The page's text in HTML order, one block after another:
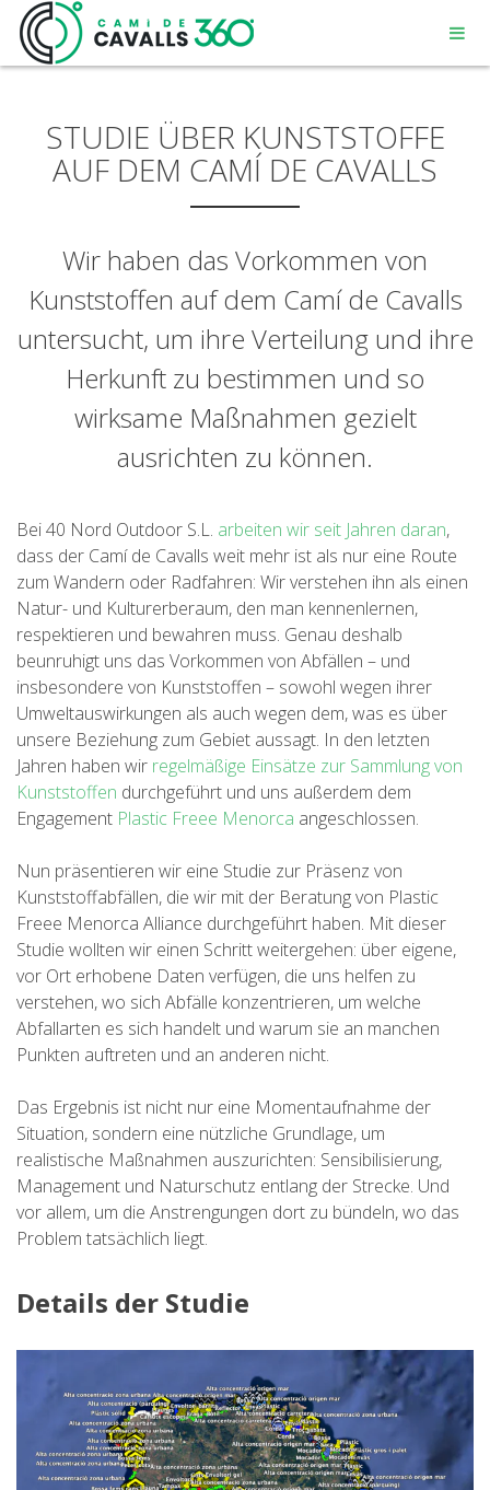
EIN GESCHICHTSTRÄCHTIGER WEG
DIE 360º – STRECKE
13 ETAPPEN
10 ETAPPEN
8 ETAPPEN
7 ETAPPEN
STAGE SELECTIONS
MTB
6 ETAPPEN
5 ETAPPEN
4 ETAPPEN
3 ETAPPEN
INLANDSROUTE
8 ETAPPEN
STUDIE ÜBER KUNSTSTOFFE
AUF DEM CAMÍ DE CAVALLS
Wir haben das Vorkommen von
Kunststoffen auf dem Camí de Cavalls
untersucht, um ihre Verteilung und ihre
Herkunft zu bestimmen und so
wirksame Maßnahmen gezielt
ausrichten zu können.
Bei 40 Nord Outdoor S.L. arbeiten wir seit Jahren daran,
dass der Camí de Cavalls weit mehr ist als nur eine Route
zum Wandern oder Radfahren: Wir verstehen ihn als einen
Natur- und Kulturerberaum, den man kennenlernen,
respektieren und bewahren muss. Genau deshalb
beunruhigt uns das Vorkommen von Abfällen – und
insbesondere von Kunststoffen – sowohl wegen ihrer
Umweltauswirkungen als auch wegen dem, was es über
unsere Beziehung zum Gebiet aussagt. In den letzten
Jahren haben wir regelmäßige Einsätze zur Sammlung von
Kunststoffen durchgeführt und uns außerdem dem
Engagement Plastic Freee Menorca angeschlossen.
Nun präsentieren wir eine Studie zur Präsenz von
Kunststoffabfällen, die wir mit der Beratung von Plastic
Freee Menorca Alliance durchgeführt haben. Mit dieser
Studie wollten wir einen Schritt weitergehen: über eigene,
vor Ort erhobene Daten verfügen, die uns helfen zu
verstehen, wo sich Abfälle konzentrieren, um welche
Abfallarten es sich handelt und warum sie an manchen
Punkten auftreten und an anderen nicht.
Das Ergebnis ist nicht nur eine Momentaufnahme der
Situation, sondern eine nützliche Grundlage, um
realistische Maßnahmen auszurichten: Sensibilisierung,
Management und Naturschutz entlang der Strecke. Und
vor allem, um die Anstrengungen dort zu bündeln, wo das
Problem tatsächlich liegt.
Details der Studie